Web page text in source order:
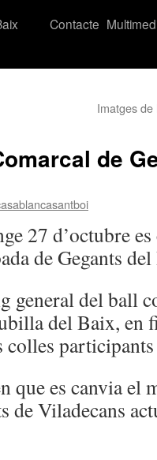
Contacte
Imatges
de
27 d’octubre
de Gegants
general del ball
del Baix, en
colles
que es canvia el
de Viladecans